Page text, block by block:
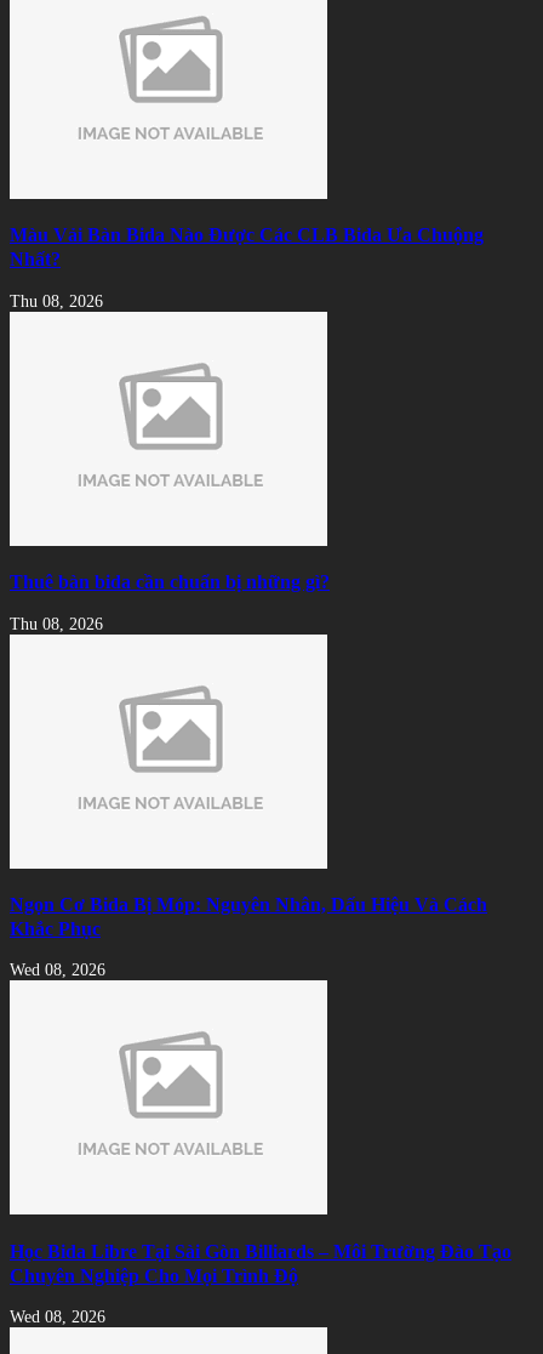
Màu Vải Bàn Bida Nào Được Các CLB Bida Ưa Chuộng
Nhất?
Thu 08, 2026
Thuê bàn bida cần chuẩn bị những gì?
Thu 08, 2026
Ngọn Cơ Bida Bị Móp: Nguyên Nhân, Dấu Hiệu Và Cách
Khắc Phục
Wed 08, 2026
Học Bida Libre Tại Sài Gòn Billiards – Môi Trường Đào Tạo
Chuyên Nghiệp Cho Mọi Trình Độ
Wed 08, 2026